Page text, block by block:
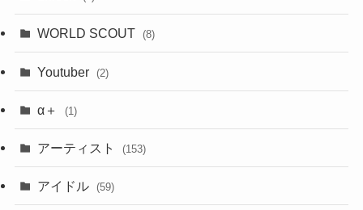
WORLD SCOUT (8)
Youtuber (2)
α＋ (1)
アーティスト (153)
アイドル (59)